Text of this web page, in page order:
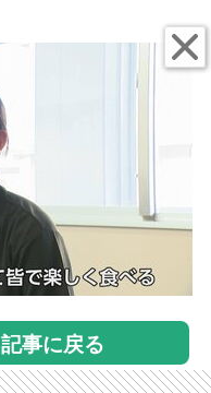
記事に戻る